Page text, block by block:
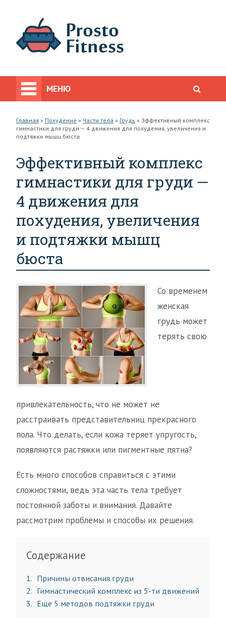
МЕНЮ
Главная » Похудение » Части тела » Грудь » Эффективный комплекс
гимнастики для груди — 4 движения для похудения, увеличения и
подтяжки мышц бюста
Эффективный комплекс
гимнастики для груди —
4 движения для
похудения, увеличения
и подтяжки мышц
бюста
Со временем
женская
грудь может
терять свою
привлекательность, что не может не
расстраивать представительниц прекрасного
пола. Что делать, если кожа теряет упругость,
появляются растяжки или пигментные пятна?
Есть много способов справиться с этими
сложностями, ведь эта часть тела требует
постоянной заботы и внимания. Давайте
рассмотрим проблемы и способы их решения.
Содержание
1
Причины отвисания груди
2
Гимнастический комплекс из 5-ти движений
3
Еще 5 методов подтяжки груди